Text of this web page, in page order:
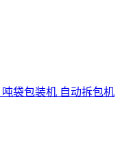
吨袋包装机 自动拆包机